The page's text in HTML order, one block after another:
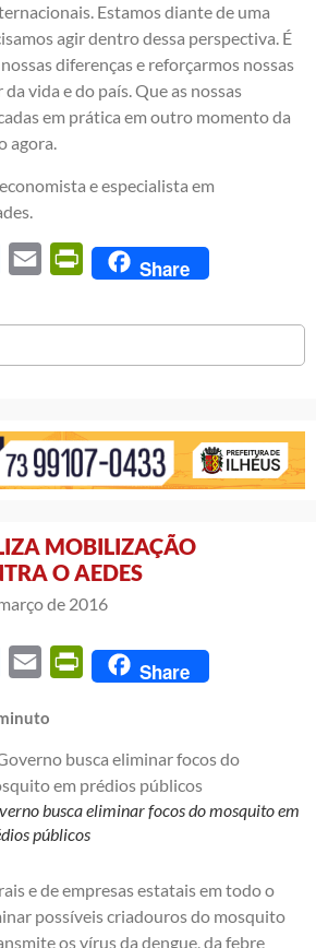
Estamos diante de uma
agir dentro dessa perspectiva. É
diferenças e reforçarmos nossas
vida e do país. Que as nossas
em prática em outro momento da
agora.
e especialista em
Twitter Email PrintFriendly
Share
MOBILIZAÇÃO
O AEDES
de 2016
Twitter Email PrintFriendly
Share
busca eliminar focos do mosquito em
públicos
e de empresas estatais em todo o
possíveis criadouros do mosquito
os vírus da dengue, da febre